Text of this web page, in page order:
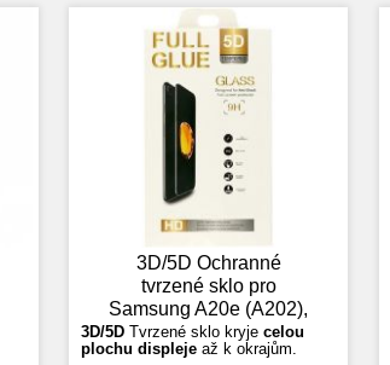
3D/5D Ochranné
tvrzené sklo pro
Samsung A20e (A202),
černá
3D/5D Tvrzené sklo kryjecelou
plochu displejeaž k okrajům.